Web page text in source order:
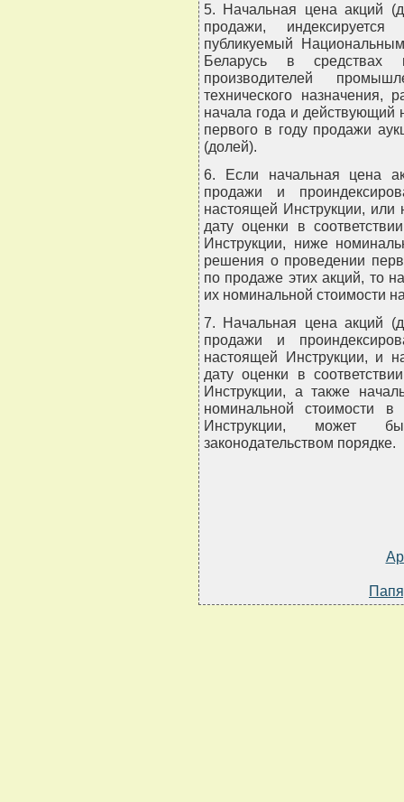
5. Начальная цена акций
продажи,
публикуемый
Беларусь в средствах
производителей
технического назначения,
начала года и действующий
первого в году продажи
(долей).
6. Если начальная цена
продажи и
настоящей Инструкции, или
дату оценки в
Инструкции, ниже
решения о проведении
по продаже этих акций, то
их номинальной стоимости
7. Начальная цена акций
продажи и
настоящей Инструкции, и
дату оценки в
Инструкции, а также
номинальной стоимости
Инструкции, может
законодательством порядке.